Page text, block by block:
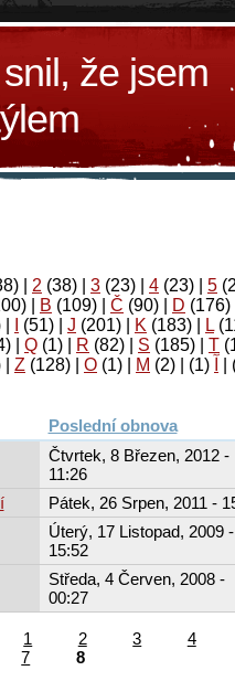
že jsem
2 (38) 3 (23) 4 (23) 5
B (109) Č (90) D (176)
(51) J (201) K (183) L
Q (1) R (82) S (185) T
Z (128) Ο (1) М (2)
(1)
Poslední obnova
Čtvrtek, 8 Březen, 2012 -
11:26
Pátek, 26 Srpen, 2011 -
Úterý, 17 Listopad, 2009 -
15:52
Středa, 4 Červen, 2008 -
00:27
1 2 3
4
7 8